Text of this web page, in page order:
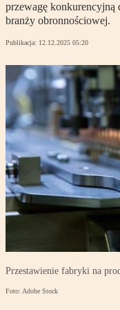
przewagę konkurencyjną
branży obronnościowej.
Publikacja: 12.12.2025 05:20
Przestawienie fabryki na
Foto: Adobe Stock